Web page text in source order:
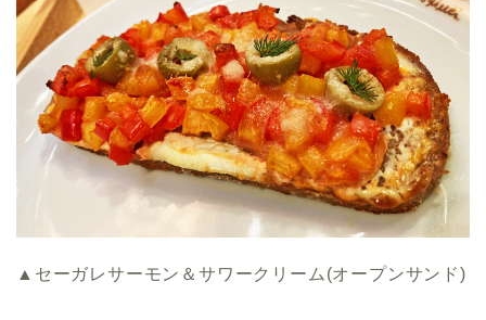
▲セーガレサーモン＆サワークリーム(オープンサンド)
ホーム
味の色どり万華（まん
が）